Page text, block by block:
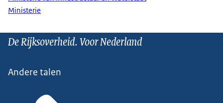
Ministerie
De Rijksoverheid. Voor Nederland
Andere talen